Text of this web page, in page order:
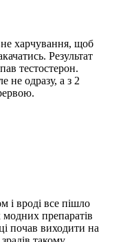
харчування, щоб
Результат
тестостерон.
не одразу, а з 2
і вроді все пішло
модних препаратів
почав виходити на